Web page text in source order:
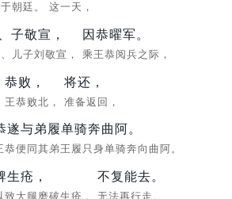
朝廷。 这一天，
子敬宣，
儿子刘敬宣，
因恭曜军。
乘王恭阅兵之际，
恭败，
王恭败北，
将还，
准备返回，
遂与弟履单骑奔曲阿。
恭便同其弟王履只身单骑奔向曲阿。
生疮，
致大腿磨破生疮，
不复能去。
无法再行走。